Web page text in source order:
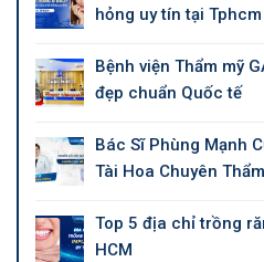
hỏng uy tín tại Tphcm
Bệnh viện Thẩm mỹ
đẹp chuẩn Quốc tế
Bác Sĩ Phùng Mạnh
Tài Hoa Chuyên
Top 5 địa chỉ trồng
HCM